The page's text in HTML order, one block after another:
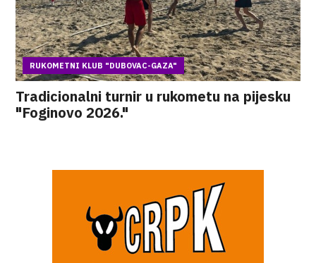
RUKOMETNI KLUB "DUBOVAC-GAZA"
Tradicionalni turnir u rukometu na pijesku
"Foginovo 2026."